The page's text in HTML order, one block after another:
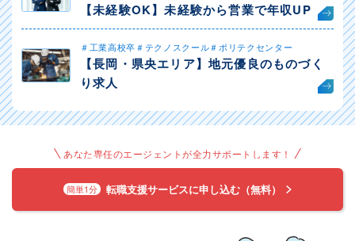
【未経験OK】未経験から営業で年収UP
＃工業高校卒＃テクノスクール＃ポリテクセンター
【長岡・県央エリア】地元優良のものづく
り求人
あなた専任のエージェントが全力サポートします！
簡単1分 転職支援サービスに申し込む（無料）